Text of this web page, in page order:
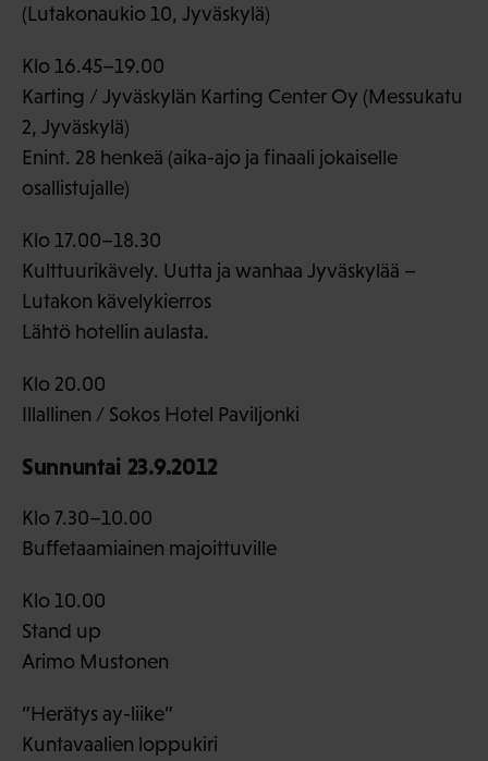
(Lutakonaukio 10, Jyväskylä)
Klo 16.45–19.00
Karting / Jyväskylän Karting Center Oy (Messukatu
2, Jyväskylä)
Enint. 28 henkeä (aika-ajo ja finaali jokaiselle
osallistujalle)
Klo 17.00–18.30
Kulttuurikävely. Uutta ja wanhaa Jyväskylää –
Lutakon kävelykierros
Lähtö hotellin aulasta.
Klo 20.00
Illallinen / Sokos Hotel Paviljonki
Sunnuntai 23.9.2012
Klo 7.30–10.00
Buffetaamiainen majoittuville
Klo 10.00
Stand up
Arimo Mustonen
”Herätys ay-liike”
Kuntavaalien loppukiri